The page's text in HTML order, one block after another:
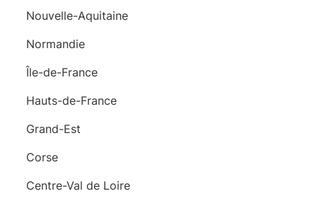
Nouvelle-Aquitaine
Normandie
Île-de-France
Hauts-de-France
Grand-Est
Corse
Centre-Val de Loire